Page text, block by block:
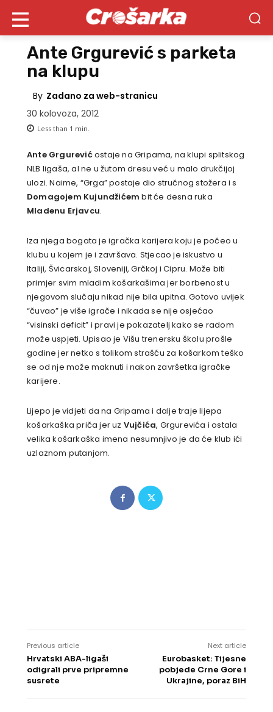
Ante Grgurević s parketa
na klupu
By Zadano za web-stranicu
30 kolovoza, 2012
Less than 1 min.
Ante Grgurevićostaje na Gripama, na klupi splitskog
NLB ligaša, al ne u žutom dresu već u malo drukčijoj
ulozi. Naime, “Grga” postaje dio stručnog stožera i s
Domagojem Kujundžićem bit će desna ruka
Mladenu Erjavcu.
Iza njega bogata je igračka karijera koju je počeo u
klubu u kojem je i završava. Stjecao je iskustvo u
Italiji, Švicarskoj, Sloveniji, Grčkoj i Cipru. Može biti
primjer svim mladim košarkašima jer borbenost u
njegovom slučaju nikad nije bila upitna. Gotovo uvijek
“čuvao” je više igrače i nikada se nije osjećao
“visinski deficit” i pravi je pokazatelj kako se radom
može uspjeti. Upisao je Višu trenersku školu prošle
godine jer netko s tolikom strašću za košarkom teško
se od nje može maknuti i nakon završetka igračke
karijere.
Lijepo je vidjeti da na Gripama i dalje traje lijepa
košarkaška priča jer uz Vujčića, Grgurevića i ostala
velika košarkaška imena nesumnjivo je da će klub ići
uzlaznom putanjom.
Previous article
Hrvatski ABA-ligaši
odigrali prve pripremne
susrete
Next article
Eurobasket: Tijesne
pobjede Crne Gore i
Ukrajine, poraz BiH